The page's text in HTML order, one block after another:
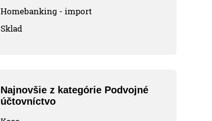
Homebanking - import
Sklad
Najnovšie z kategórie Podvojné
účtovníctvo